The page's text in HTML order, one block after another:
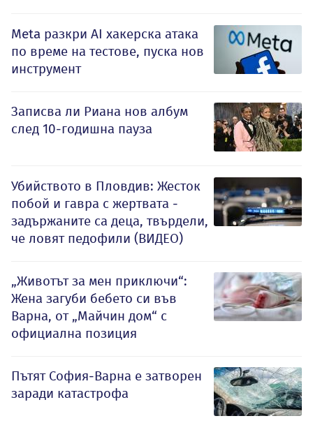
Meta разкри AI хакерска атака
по време на тестове, пуска нов
инструмент
Записва ли Риана нов албум
след 10-годишна пауза
Убийството в Пловдив: Жесток
побой и гавра с жертвата -
задържаните са деца, твърдели,
че ловят педофили (ВИДЕО)
„Животът за мен приключи“:
Жена загуби бебето си във
Варна, от „Майчин дом“ с
официална позиция
Пътят София-Варна е затворен
заради катастрофа